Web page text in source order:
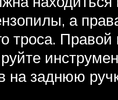
а
троса. Правой
на заднюю